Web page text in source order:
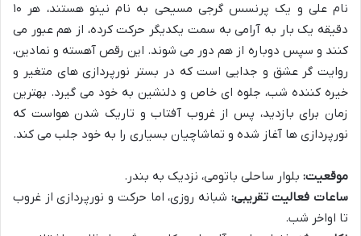
نام علی و یک پرنسس گرجی مسیحی به نام نینو هستند، هر ۱۰
دقیقه یک بار به آرامی به سمت یکدیگر حرکت کرده، از هم عبور می
کنند و سپس دوباره از هم دور می شوند. این رقص آهسته و نمادین،
روایت گر عشق و جدایی است که در بستر نورپردازی های متغیر و
خیره کننده شب، جلوه ای خاص و دلنشین به خود می گیرد. بهترین
زمان برای بازدید، پس از غروب آفتاب و تاریک شدن هواست که
نورپردازی ها آغاز شده و تماشاچیان بسیاری را به خود جلب می کند.
موقعیت: بلوار ساحلی باتومی، نزدیک به بندر.
ساعات فعالیت تقریبی: شبانه روزی، اما حرکت و نورپردازی از غروب
تا اواخر شب.